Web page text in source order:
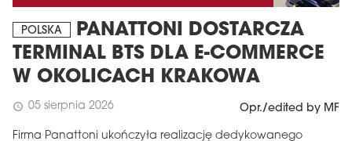
POLSKA
PANATTONI DOSTARCZA
TERMINAL BTS DLA E-COMMERCE
W OKOLICACH KRAKOWA
schedule 05 sierpnia 2026 Opr./edited by MF
Firma Panattoni ukończyła realizację dedykowanego